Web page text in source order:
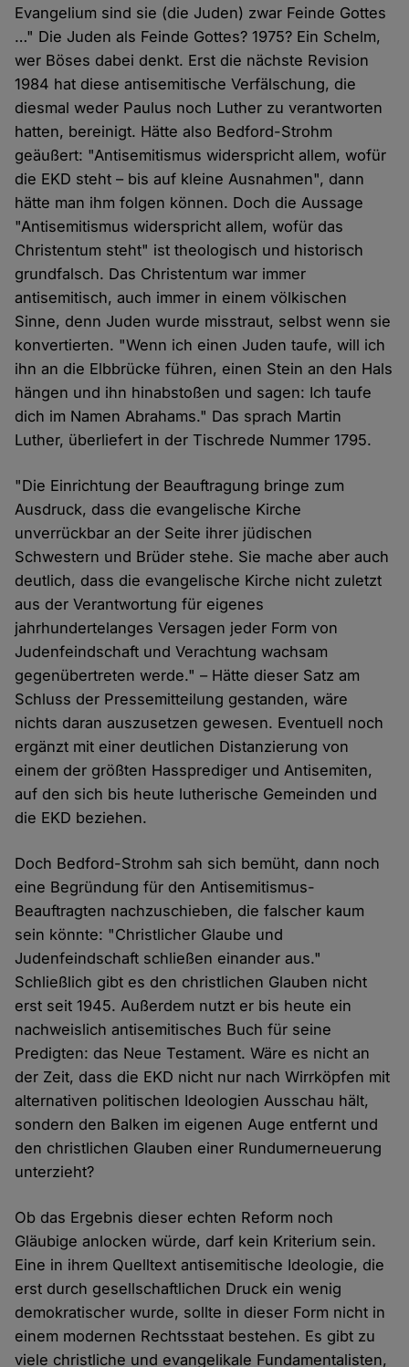
Evangelium sind sie (die Juden) zwar Feinde Gottes
…" Die Juden als Feinde Gottes? 1975? Ein Schelm,
wer Böses dabei denkt. Erst die nächste Revision
1984 hat diese antisemitische Verfälschung, die
diesmal weder Paulus noch Luther zu verantworten
hatten, bereinigt. Hätte also Bedford-Strohm
geäußert: "Antisemitismus widerspricht allem, wofür
die EKD steht – bis auf kleine Ausnahmen", dann
hätte man ihm folgen können. Doch die Aussage
"Antisemitismus widerspricht allem, wofür das
Christentum steht" ist theologisch und historisch
grundfalsch. Das Christentum war immer
antisemitisch, auch immer in einem völkischen
Sinne, denn Juden wurde misstraut, selbst wenn sie
konvertierten. "Wenn ich einen Juden taufe, will ich
ihn an die Elbbrücke führen, einen Stein an den Hals
hängen und ihn hinabstoßen und sagen: Ich taufe
dich im Namen Abrahams." Das sprach Martin
Luther, überliefert in der Tischrede Nummer 1795.
"Die Einrichtung der Beauftragung bringe zum
Ausdruck, dass die evangelische Kirche
unverrückbar an der Seite ihrer jüdischen
Schwestern und Brüder stehe. Sie mache aber auch
deutlich, dass die evangelische Kirche nicht zuletzt
aus der Verantwortung für eigenes
jahrhundertelanges Versagen jeder Form von
Judenfeindschaft und Verachtung wachsam
gegenübertreten werde." – Hätte dieser Satz am
Schluss der Pressemitteilung gestanden, wäre
nichts daran auszusetzen gewesen. Eventuell noch
ergänzt mit einer deutlichen Distanzierung von
einem der größten Hassprediger und Antisemiten,
auf den sich bis heute lutherische Gemeinden und
die EKD beziehen.
Doch Bedford-Strohm sah sich bemüht, dann noch
eine Begründung für den Antisemitismus-
Beauftragten nachzuschieben, die falscher kaum
sein könnte: "Christlicher Glaube und
Judenfeindschaft schließen einander aus."
Schließlich gibt es den christlichen Glauben nicht
erst seit 1945. Außerdem nutzt er bis heute ein
nachweislich antisemitisches Buch für seine
Predigten: das Neue Testament. Wäre es nicht an
der Zeit, dass die EKD nicht nur nach Wirrköpfen mit
alternativen politischen Ideologien Ausschau hält,
sondern den Balken im eigenen Auge entfernt und
den christlichen Glauben einer Rundumerneuerung
unterzieht?
Ob das Ergebnis dieser echten Reform noch
Gläubige anlocken würde, darf kein Kriterium sein.
Eine in ihrem Quelltext antisemitische Ideologie, die
erst durch gesellschaftlichen Druck ein wenig
demokratischer wurde, sollte in dieser Form nicht in
einem modernen Rechtsstaat bestehen. Es gibt zu
viele christliche und evangelikale Fundamentalisten,